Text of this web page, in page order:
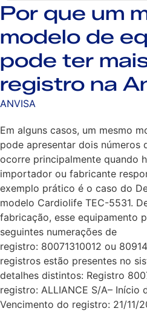
Por que um
modelo de
pode ter
registro na
ANVISA
Em alguns casos, um mesmo
pode apresentar dois números
ocorre principalmente quando
importador ou fabricante
exemplo prático é o caso do
modelo Cardiolife TEC-5531.
fabricação, esse equipamento
seguintes numerações de
registro: 80071310012 ou
registros estão presentes no
detalhes distintos: Registro
registro: ALLIANCE S/A– Início
Vencimento do registro: 21/11/